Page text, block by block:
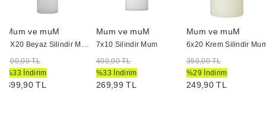
Mum ve muM
7X20 Beyaz Silindir Mum
600,00 TL
%33 İndirim
399,90 TL
Mum ve muM
7x10 Silindir Mum
400,00 TL
%33 İndirim
269,99 TL
Mum ve muM
6x20 Krem Silindir
350,00 TL
%29 İndirim
249,90 TL